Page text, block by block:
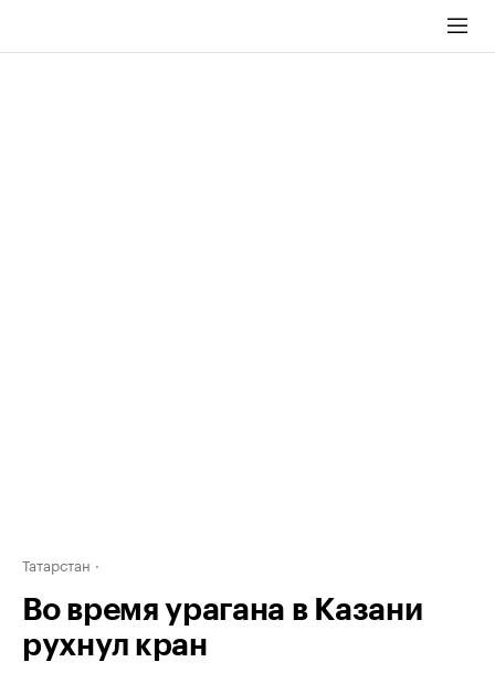
Татарстан
Во время урагана в Казани
рухнул кран